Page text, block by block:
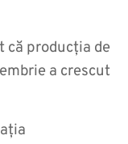
că producția de
a crescut